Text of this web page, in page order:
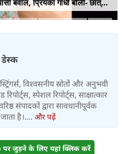
बवाल, प्रियंका गांधी बोलीं- छात्रों
सर्टिफिकेट की जरूरत नहीं
डेस्क
विश्वसनीय स्रोतों और अनुभवी
रिपोर्ट्स, स्पेशल रिपोर्ट्स, साक्षात्कार
संपादकों द्वारा सावधानीपूर्वक
है।.... और पढ़ें
पर जुड़ने के लिए यहां क्लिक करें